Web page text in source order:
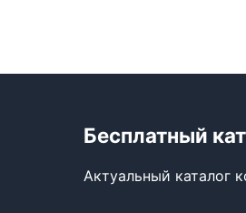
Бесплатный
Актуальный каталог